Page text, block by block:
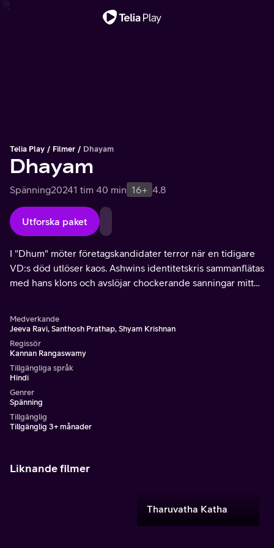
Telia Play Filmer Dhayam
Dhayam
Spänning20241 tim 40 min 16+ 4.8
Utforska paket
I "Dhum" möter företagskandidater terror när en tidigare
VD:s död utlöser kaos. Ashwins identitetskris sammanflätas
med hans klons och avslöjar chockerande sanningar mitt
Medverkande
Jeeva Ravi, Santhosh Prathap, Shyam Krishnan
Regissör
Kannan Rangaswamy
Tillgängliga språk
Hindi
Genrer
Spänning
Tillgänglig
Tillgänglig 3+ månader
Liknande filmer
Tharuvatha Katha